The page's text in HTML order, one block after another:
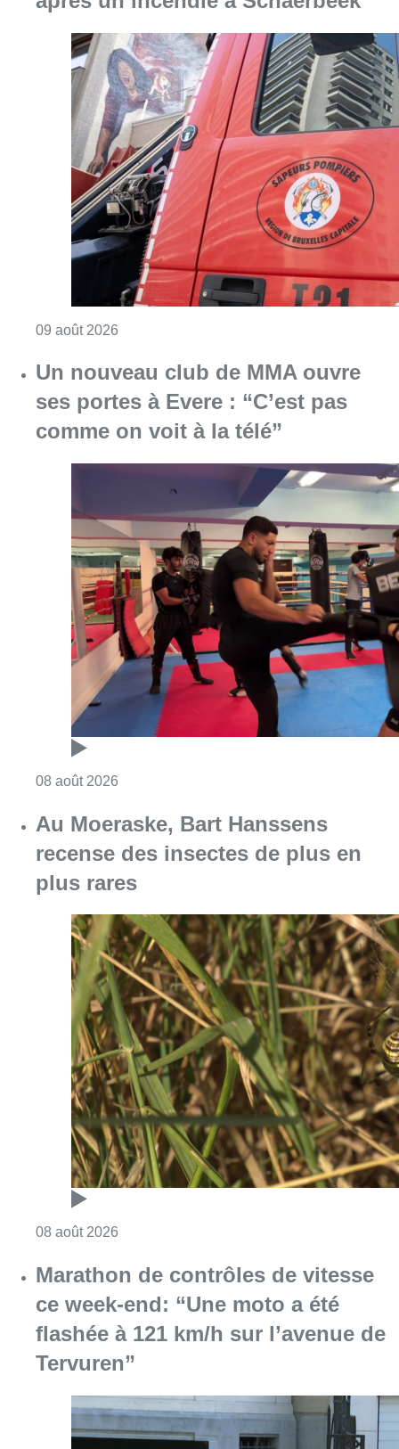
09 août 2026Consulter l'article "Deux personnes
Un nouveau club de MMA ouvre
ses portes à Evere : “C’est pas
comme on voit à la télé”
08 août 2026Consulter l'article "Un nouveau club de
Au Moeraske, Bart Hanssens
recense des insectes de plus en
plus rares
08 août 2026Consulter l'article "Au Moeraske, Bart
Marathon de contrôles de vitesse
ce week-end: “Une moto a été
flashée à 121 km/h sur l’avenue de
Tervuren”